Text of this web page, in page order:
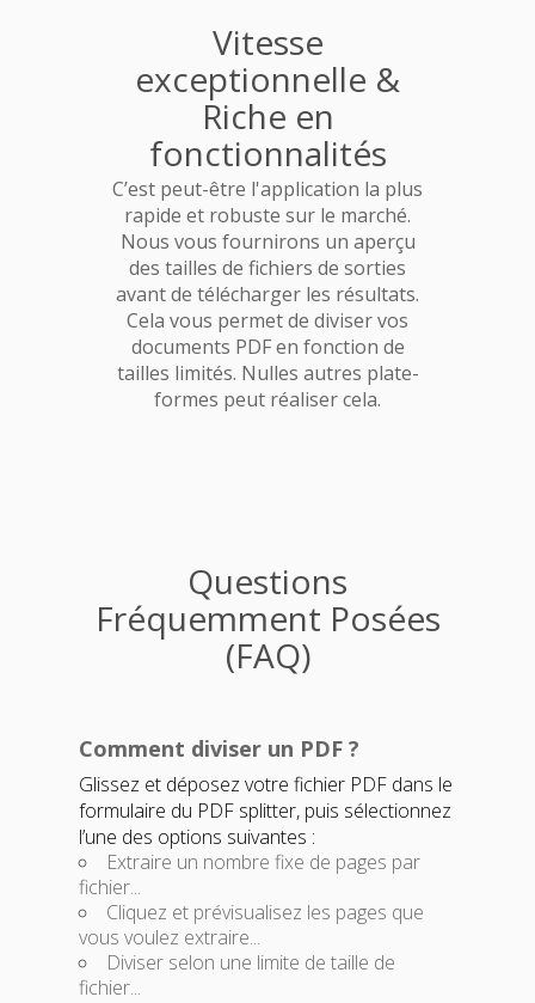
Vitesse
exceptionnelle &
Riche en
fonctionnalités
C’est peut-être l'application la plus
rapide et robuste sur le marché.
Nous vous fournirons un aperçu
des tailles de fichiers de sorties
avant de télécharger les résultats.
Cela vous permet de diviser vos
documents PDF en fonction de
tailles limités. Nulles autres plate-
formes peut réaliser cela.
Questions
Fréquemment Posées
(FAQ)
Comment diviser un PDF ?
Glissez et déposez votre fichier PDF dans le
formulaire du PDF splitter, puis sélectionnez
l’une des options suivantes :
Extraire un nombre fixe de pages par
fichier...
Cliquez et prévisualisez les pages que
vous voulez extraire...
Diviser selon une limite de taille de
fichier...